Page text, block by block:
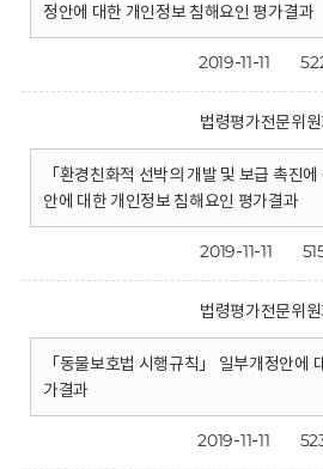
정안에 대한 개인정보 침해요인 평가결과
2019-11-11
법령평가전문위원
「환경친화적 선박의 개발 및 보급 촉진
안에 대한 개인정보 침해요인 평가결과
2019-11-11
법령평가전문위원
「동물보호법 시행규칙」 일부개정안에
가결과
2019-11-11